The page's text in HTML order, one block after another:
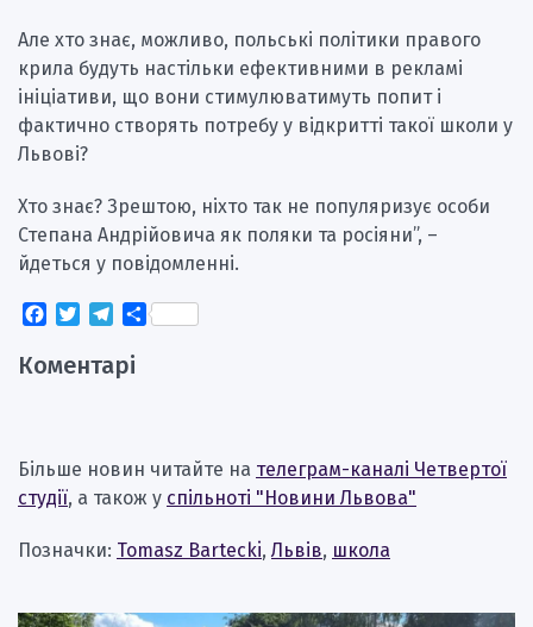
Але хто знає, можливо, польські політики правого
крила будуть настільки ефективними в рекламі
ініціативи, що вони стимулюватимуть попит і
фактично створять потребу у відкритті такої школи у
Львові?
Хто знає? Зрештою, ніхто так не популяризує особи
Степана Андрійовича як поляки та росіяни”, –
йдеться у повідомленні.
Facebook
TwitterTelegram
Поділитися
Коментарі
Більше новин читайте на телеграм-каналі Четвертої
студії, а також у спільноті "Новини Львова"
Позначки: Tomasz Bartecki, Львів, школа